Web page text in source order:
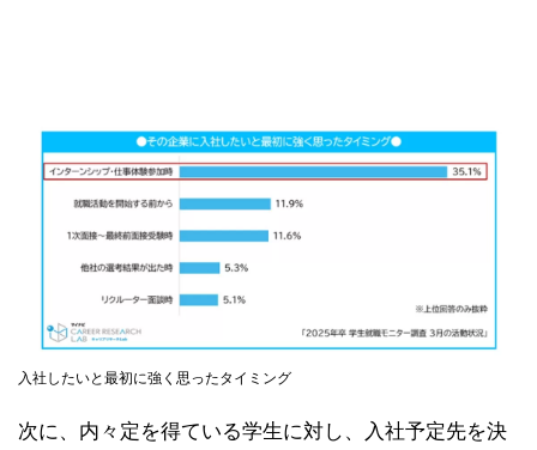
入社したいと最初に強く思ったタイミング
次に、内々定を得ている学生に対し、入社予定先を決